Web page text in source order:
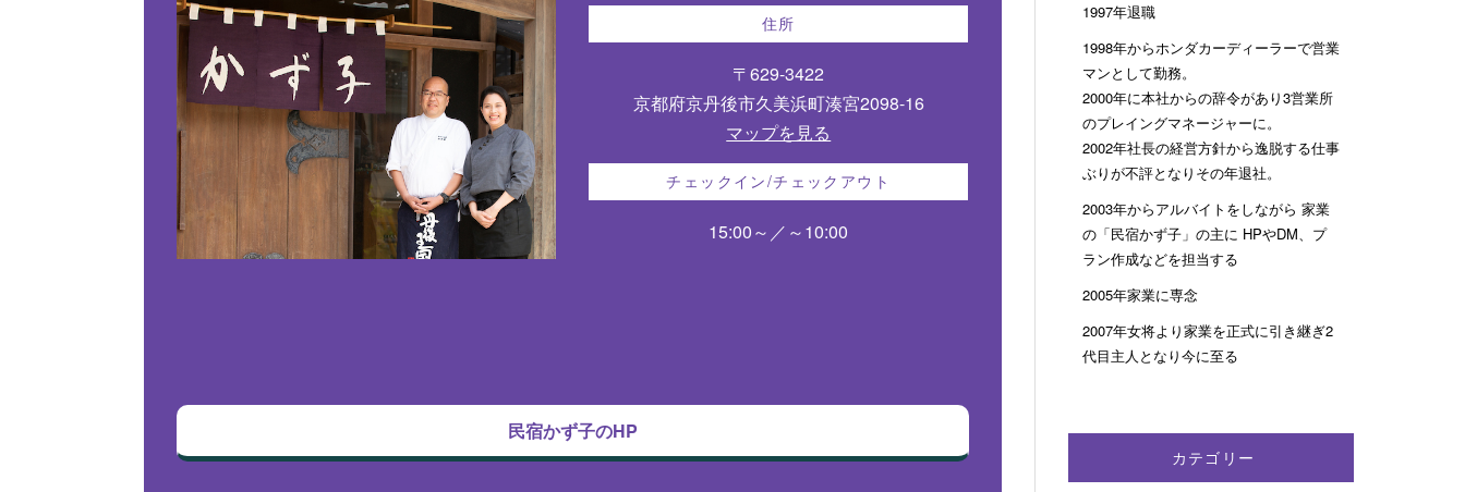
住所
〒629-3422
京都府京丹後市久美浜町湊宮2098-16
マップを見る
チェックイン/チェックアウト
15:00～／～10:00
民宿かず子のHP
1997年退職
1998年からホンダカーディーラーで営業
マンとして勤務。
2000年に本社からの辞令があり3営業所
のプレイングマネージャーに。
2002年社長の経営方針から逸脱する仕事
ぶりが不評となりその年退社。
2003年からアルバイトをしながら 家業
の「民宿かず子」の主に HPやDM、プ
ラン作成などを担当する
2005年家業に専念
2007年女将より家業を正式に引き継ぎ2
代目主人となり今に至る
カテゴリー